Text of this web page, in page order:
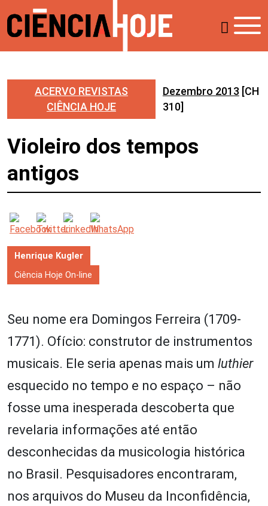
ACERVO REVISTAS
CIÊNCIA HOJE
Dezembro 2013 [CH
310]
Violeiro dos tempos
antigos
Henrique Kugler
Ciência Hoje On-line
Seu nome era Domingos Ferreira (1709-
1771). Ofício: construtor de instrumentos
musicais. Ele seria apenas mais um luthier
esquecido no tempo e no espaço – não
fosse uma inesperada descoberta que
revelaria informações até então
desconhecidas da musicologia histórica
no Brasil. Pesquisadores encontraram,
nos arquivos do Museu da Inconfidência,